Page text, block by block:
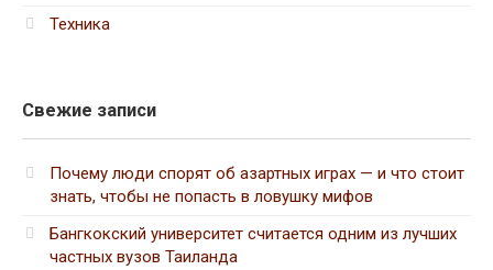
Техника
Свежие записи
Почему люди спорят об азартных играх — и что стоит
знать, чтобы не попасть в ловушку мифов
Бангкокский университет считается одним из лучших
частных вузов Таиланда